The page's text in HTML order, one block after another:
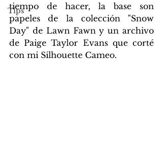
Tips
tiempo de hacer, la base son
papeles de la colección "Snow
Day" de Lawn Fawn y un archivo
de Paige Taylor Evans que corté
con mi Silhouette Cameo.